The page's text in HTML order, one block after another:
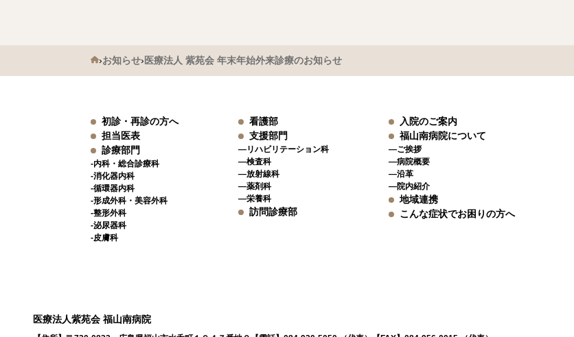
›お知らせ›医療法人 紫苑会 年末年始外来診療のお知らせ
初診・再診の方へ
担当医表
診療部門
-内科・総合診療科
-消化器内科
-循環器内科
-形成外科・美容外科
-整形外科
-泌尿器科
-皮膚科
看護部
支援部門
―リハビリテーション科
―検査科
―放射線科
―薬剤科
―栄養科
訪問診療部
入院のご案内
福山南病院について
―ご挨拶
―病院概要
―沿革
―院内紹介
地域連携
こんな症状でお困りの方へ
医療法人紫苑会 福山南病院